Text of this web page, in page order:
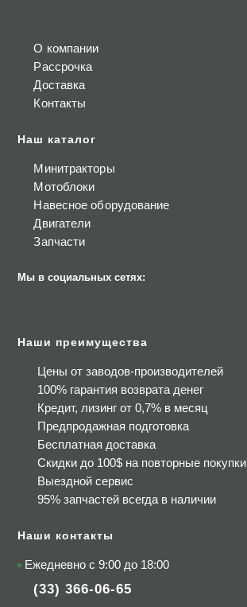
О компании
Рассрочка
Доставка
Контакты
Наш каталог
Минитракторы
Мотоблоки
Навесное оборудование
Двигатели
Запчасти
Мы в социальных сетях:
Наши преимущества
Цены от заводов-производителей
100% гарантия возврата денег
Кредит, лизинг от 0,7% в месяц
Предпродажная подготовка
Бесплатная доставка
Скидки до 100$ на повторные покупки
Выездной сервис
95% запчастей всегда в наличии
Наши контакты
Ежедневно с 9:00 до 18:00
(33) 366-06-65